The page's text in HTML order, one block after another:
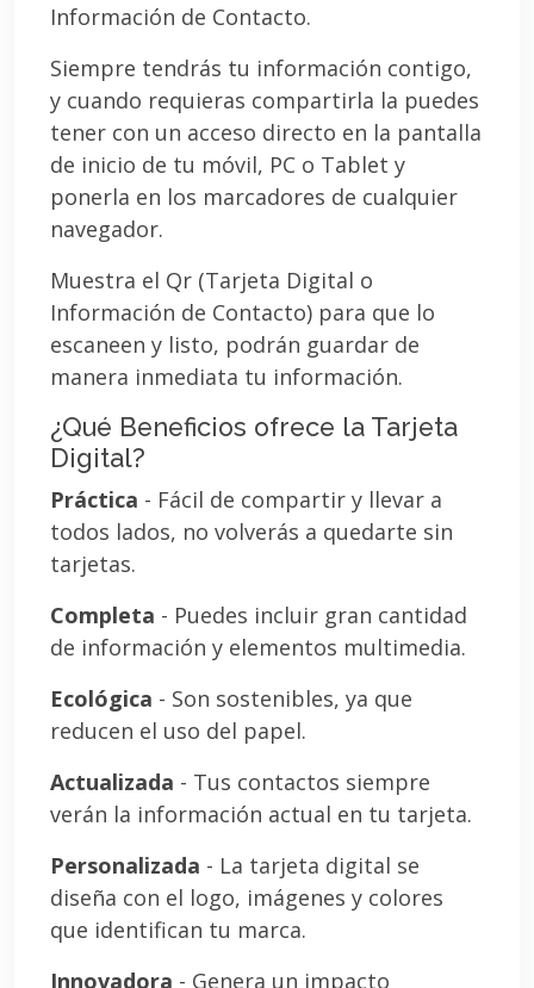
Información de Contacto.
Siempre tendrás tu información contigo,
y cuando requieras compartirla la puedes
tener con un acceso directo en la pantalla
de inicio de tu móvil, PC o Tablet y
ponerla en los marcadores de cualquier
navegador.
Muestra el Qr (Tarjeta Digital o
Información de Contacto) para que lo
escaneen y listo, podrán guardar de
manera inmediata tu información.
¿Qué Beneficios ofrece la Tarjeta
Digital?
Práctica - Fácil de compartir y llevar a
todos lados, no volverás a quedarte sin
tarjetas.
Completa - Puedes incluir gran cantidad
de información y elementos multimedia.
Ecológica - Son sostenibles, ya que
reducen el uso del papel.
Actualizada - Tus contactos siempre
verán la información actual en tu tarjeta.
Personalizada - La tarjeta digital se
diseña con el logo, imágenes y colores
que identifican tu marca.
Innovadora - Genera un impacto